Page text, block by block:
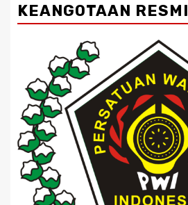
KEANGOTAAN RESMI